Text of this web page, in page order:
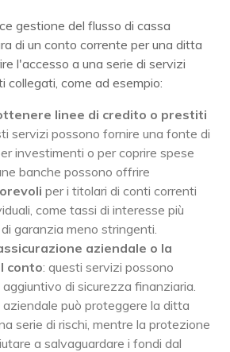
gestione del flusso di cassa
di un conto corrente per una ditta
l'accesso a una serie di servizi
collegati, come ad esempio:
linee di credito o prestiti
servizi possono fornire una fonte di
investimenti o per coprire spese
banche possono offrire
per i titolari di conti correnti
come tassi di interesse più
garanzia meno stringenti.
aziendale o la
conto: questi servizi possono
di sicurezza finanziaria.
può proteggere la ditta
serie di rischi, mentre la protezione
a salvaguardare i fondi dal